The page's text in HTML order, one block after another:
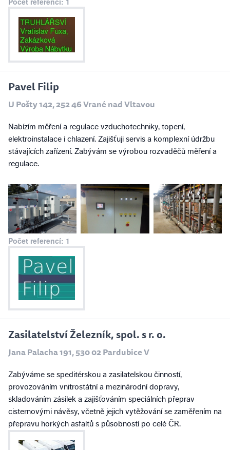
Pavel Filip
U Pošty 142, 252 46 Vrané nad Vltavou
Nabízím měření a regulace vzduchotechniky, topení,
elektroinstalace i chlazení. Zajišťuji servis a komplexní údržbu
stávajících zařízení. Zabývám se výrobou rozvaděčů měření a
regulace.
Počet referencí: 1
Zasilatelství Železník, spol. s r. o.
Jana Palacha 191, 530 02 Pardubice V
Zabýváme se speditérskou a zasilatelskou činností,
provozováním vnitrostátní a mezinárodní dopravy,
skladováním zásilek a zajišťováním speciálních přeprav
cisternovými návěsy, včetně jejich vytěžování se zaměřením na
přepravu horkých asfaltů s působností po celé ČR.